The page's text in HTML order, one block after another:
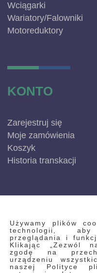
Używamy plików
technologii,
przeglądania i
Klikając „Zezwól
zgodę na
urządzeniu
naszej Polityce
Wciągarki
Wariatory/Falowniki
Motoreduktory
KONTO
Zarejestruj się
Moje zamówienia
Koszyk
Historia transkacji
INFORMACJE
Regulamin
Polityka prywatności i